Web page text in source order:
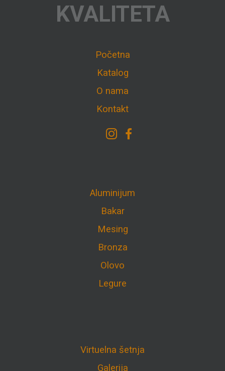
KVALITETA
Početna
Katalog
O nama
Kontakt
Aluminijum
Bakar
Mesing
Bronza
Olovo
Legure
Virtuelna šetnja
Galerija